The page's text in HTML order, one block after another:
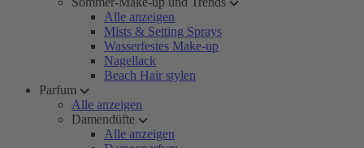
Alle anzeigen
Mists & Setting Sprays
Wasserfestes Make-up
Nagellack
Beach Hair stylen
Parfum
Alle anzeigen
Damendüfte
Alle anzeigen